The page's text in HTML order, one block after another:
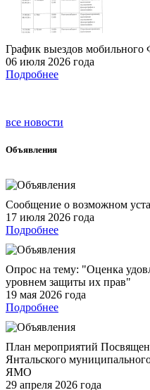
График выездов
06 июля 2026 года
Подробнее
все новости
Объявления
Сообщение о возможном
17 июля 2026 года
Подробнее
Опрос на тему: "Оценка
уровнем защиты их прав"
19 мая 2026 года
Подробнее
План мероприятий
Янтальского
ЯМО
29 апреля 2026 года